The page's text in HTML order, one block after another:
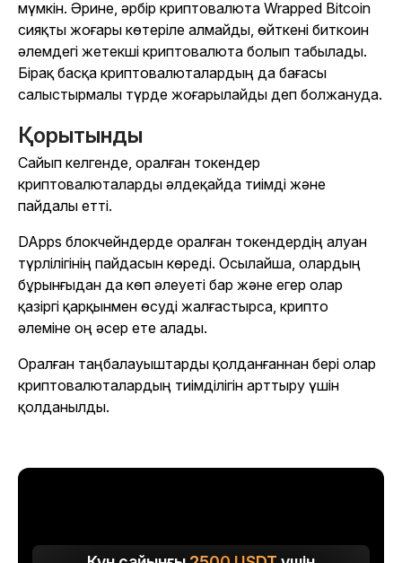
мүмкін. Әрине, әрбір криптовалюта Wrapped Bitcoin
сияқты жоғары көтеріле алмайды, өйткені биткоин
әлемдегі жетекші криптовалюта болып табылады.
Бірақ басқа криптовалюталардың да бағасы
салыстырмалы түрде жоғарылайды деп болжануда.
Қорытынды
Сайып келгенде, оралған токендер
криптовалюталарды әлдеқайда тиімді және
пайдалы етті.
DApps блокчейндерде оралған токендердің алуан
түрлілігінің пайдасын көреді. Осылайша, олардың
бұрынғыдан да көп әлеуеті бар және егер олар
қазіргі қарқынмен өсуді жалғастырса, крипто
әлеміне оң әсер ете алады.
Оралған таңбалауыштарды қолданғаннан бері олар
криптовалюталардың тиімділігін арттыру үшін
қолданылды.